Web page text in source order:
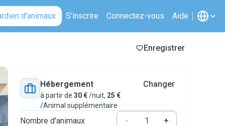
d'animaux S'inscrire Connectez-vous Aide
Enregistrer
Hébergement
à partir de 30 €/nuit, 25 €
/Animal supplémentaire
Changer
Nombre d'animaux -
+